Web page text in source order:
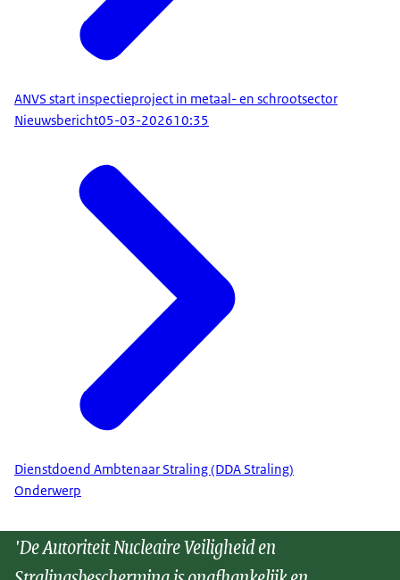
ANVS start inspectieproject in metaal- en schrootsector
Nieuwsbericht05-03-202610:35
Dienstdoend Ambtenaar Straling (DDA Straling)
Onderwerp
'De Autoriteit Nucleaire Veiligheid en